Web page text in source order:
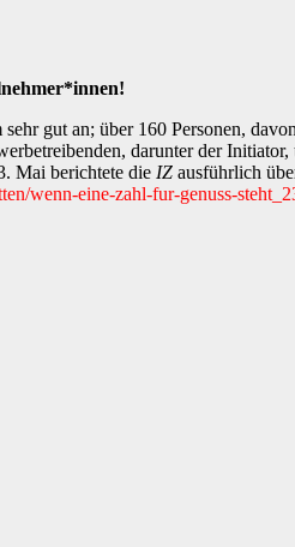
gut an; über 160 Personen,
darunter der
Mai berichtete die IZ ausführlich
wenn-eine-zahl-fur-genuss-